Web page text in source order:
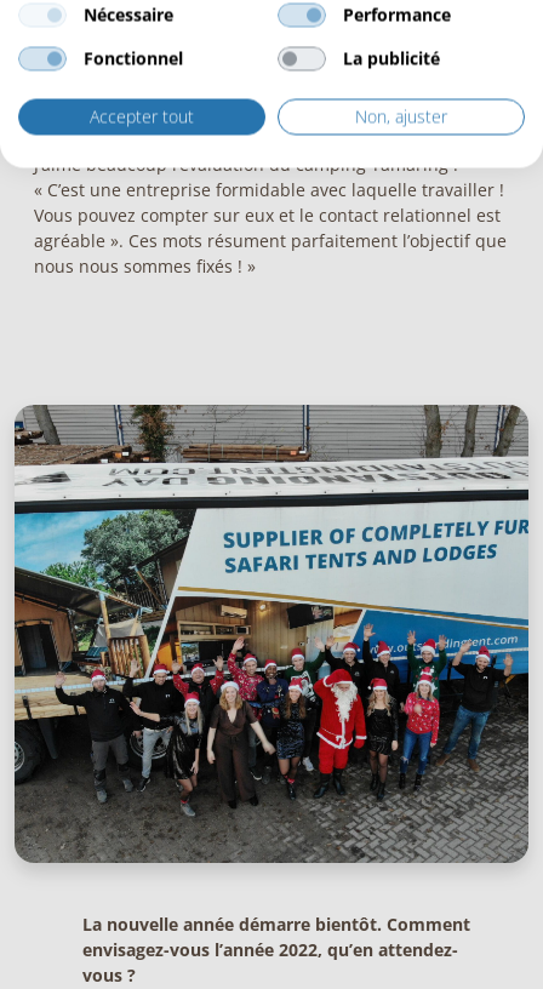
constatons la satisfaction exprimée par nos clients, nous
ne pouvons qu’en être fiers ! »
Quel est le plus beau compliment qu’un client
vous a fait en 2021 ?
J’aime beaucoup l’évaluation du camping Tamaring :
« C’est une entreprise formidable avec laquelle travailler !
Vous pouvez compter sur eux et le contact relationnel est
agréable ». Ces mots résument parfaitement l’objectif que
nous nous sommes fixés ! »
La nouvelle année démarre bientôt. Comment
envisagez-vous l’année 2022, qu’en attendez-
vous ?
Nécessaire
Performance
Fonctionnel
La publicité
Accepter tout Non, ajuster